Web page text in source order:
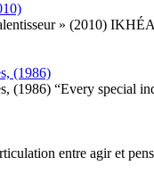
» (2010)
(1986)
(1986) “Every special
entre agir et